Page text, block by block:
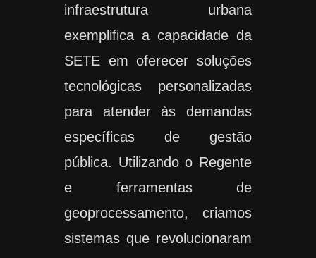
infraestrutura urbana
exemplifica a capacidade da
SETE em oferecer soluções
tecnológicas personalizadas
para atender às demandas
específicas de gestão
pública. Utilizando o Regente
e ferramentas de
geoprocessamento, criamos
sistemas que revolucionaram